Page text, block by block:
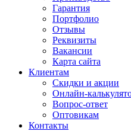
Гарантия
Портфолио
Отзывы
Реквизиты
Вакансии
Карта сайта
Клиентам
Скидки и акции
Онлайн-
Вопрос-ответ
Оптовикам
Контакты